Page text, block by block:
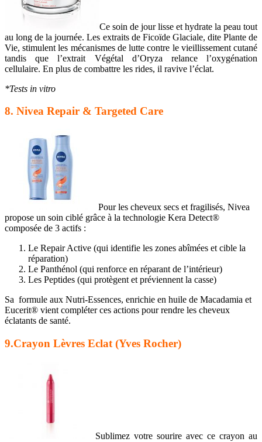
Ce soin de jour lisse et hydrate la peau tout
au long de la journée. Les extraits de Ficoïde Glaciale, dite Plante de
Vie, stimulent les mécanismes de lutte contre le vieillissement cutané
tandis que l’extrait Végétal d’Oryza relance l’oxygénation
cellulaire. En plus de combattre les rides, il ravive l’éclat.
*Tests in vitro
8. Nivea Repair & Targeted Care
Pour les cheveux secs et fragilisés, Nivea
propose un soin ciblé grâce à la technologie Kera Detect®
composée de 3 actifs :
Le Repair Active (qui identifie les zones abîmées et cible la
réparation)
Le Panthénol (qui renforce en réparant de l’intérieur)
Les Peptides (qui protègent et préviennent la casse)
Sa formule aux Nutri-Essences, enrichie en huile de Macadamia et
Eucerit® vient compléter ces actions pour rendre les cheveux
éclatants de santé.
9.Crayon Lèvres Eclat (Yves Rocher)
Sublimez votre sourire avec ce crayon au